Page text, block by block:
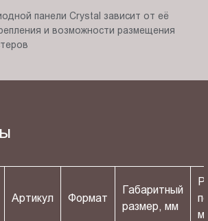
панели Crystal зависит от её
и возможности размещения
Артикул Формат
Габаритный
размер, мм